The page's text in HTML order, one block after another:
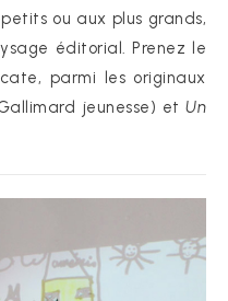
ou aux plus grands,
éditorial. Prenez le
parmi les originaux
jeunesse) et Un